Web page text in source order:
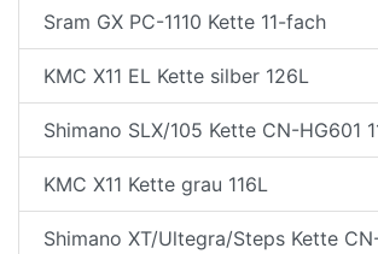
Sram GX PC-1110 Kette 11-fach
KMC X11 EL Kette silber 126L
Shimano SLX/105 Kette CN-HG601
KMC X11 Kette grau 116L
Shimano XT/Ultegra/Steps Kette